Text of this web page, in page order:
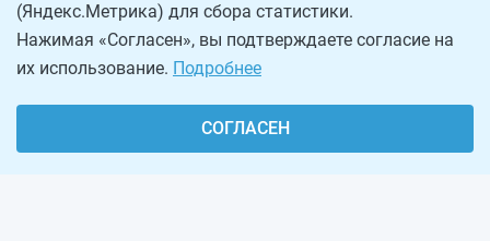
(Яндекс.Метрика) для сбора статистики.
Нажимая «Согласен», вы подтверждаете согласие на
их использование. Подробнее
СОГЛАСЕН